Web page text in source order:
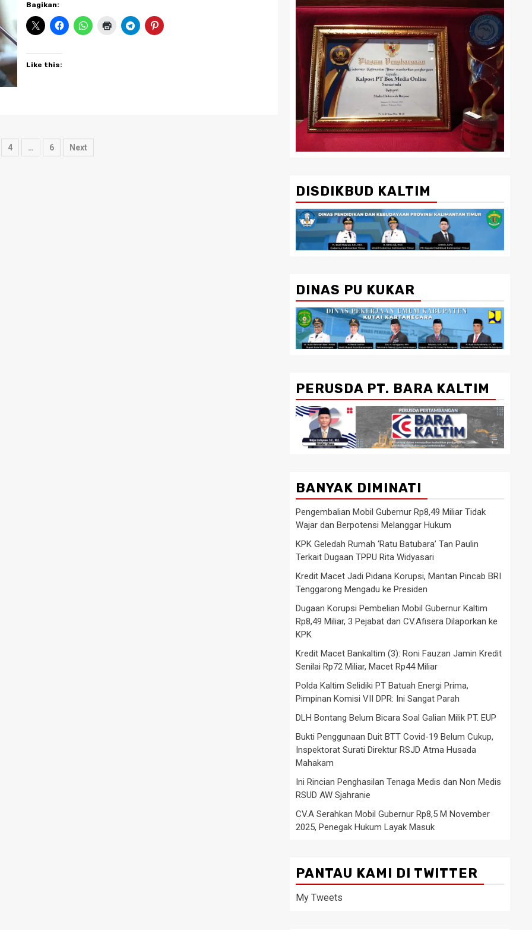
Bagikan:
Like this:
4 … 6 Next
DISDIKBUD KALTIM
DINAS PU KUKAR
PERUSDA PT. BARA KALTIM
BANYAK DIMINATI
Pengembalian Mobil Gubernur Rp8,49 Miliar Tidak
Wajar dan Berpotensi Melanggar Hukum
KPK Geledah Rumah ‘Ratu Batubara’ Tan Paulin
Terkait Dugaan TPPU Rita Widyasari
Kredit Macet Jadi Pidana Korupsi, Mantan Pincab BRI
Tenggarong Mengadu ke Presiden
Dugaan Korupsi Pembelian Mobil Gubernur Kaltim
Rp8,49 Miliar, 3 Pejabat dan CV.Afisera Dilaporkan ke
KPK
Kredit Macet Bankaltim (3): Roni Fauzan Jamin Kredit
Senilai Rp72 Miliar, Macet Rp44 Miliar
Polda Kaltim Selidiki PT Batuah Energi Prima,
Pimpinan Komisi VII DPR: Ini Sangat Parah
DLH Bontang Belum Bicara Soal Galian Milik PT. EUP
Bukti Penggunaan Duit BTT Covid-19 Belum Cukup,
Inspektorat Surati Direktur RSJD Atma Husada
Mahakam
Ini Rincian Penghasilan Tenaga Medis dan Non Medis
RSUD AW Sjahranie
CV.A Serahkan Mobil Gubernur Rp8,5 M November
2025, Penegak Hukum Layak Masuk
PANTAU KAMI DI TWITTER
My Tweets